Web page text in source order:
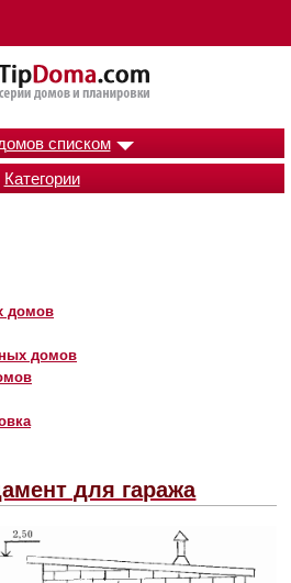
списком
Категории
домов
домов
для гаража